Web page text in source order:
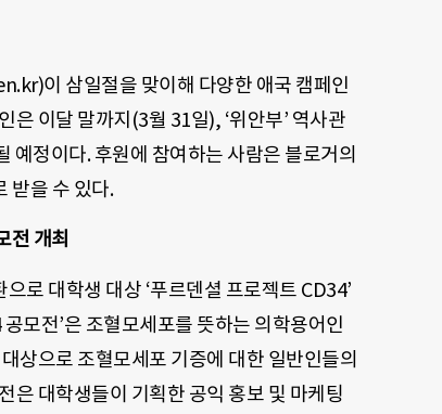
이 삼일절을 맞이해 다양한 애국 캠페인
은 이달 말까지(3월 31일), ‘위안부’ 역사관
예정이다. 후원에 참여하는 사람은 블로거의
받을 수 있다.
전 개최
로 대학생 대상 ‘푸르덴셜 프로젝트 CD34’
모전’은 조혈모세포를 뜻하는 의학용어인
상으로 조혈모세포 기증에 대한 일반인들의
은 대학생들이 기획한 공익 홍보 및 마케팅